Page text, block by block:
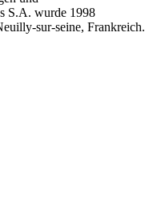
S.A. wurde 1998
sur-seine, Frankreich.